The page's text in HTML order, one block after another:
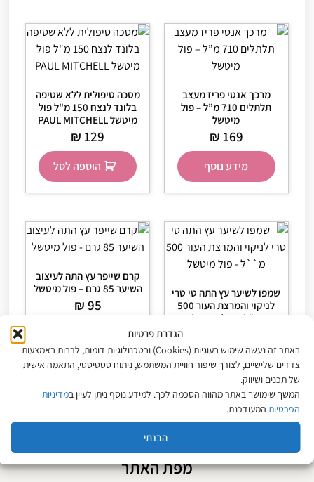
הגדרת פרטיות
באתר זה נעשה שימוש בעוגיות (Cookies) ובטכנולוגיות דומות, לרבות באמצעות
צדדים שלישיים, לצורך שיפור חוויית המשתמש, ניתוח סטטיסטי, התאמה אישית
של תכנים ושיווק.
המשך שימושך באתר מהווה הסכמה לכך. למידע נוסף ניתן לעיין במדיניות
הפרטיותהמעודכנת.
הבנתי
מרכך אנטי פריז מעצב
תלתלים 710 מ”ל – פול
מיטשל
₪169
מידע נוסף
מסכה טיפולית ללא שטיפה
בלונד לנצח 150 מ"ל פול
מיטשל PAUL MITCHELL
₪129
הוספה לסל
שמפו לשיער עץ התה טי טרי
לניקוי והמרצת העור 500
מ"ל – פול מיטשל
הוספה לסל
קרם שייפר עץ התה לעיצוב
השיער 85 גרם – פול מיטשל
₪95
הוספה לסל
מפת האתר